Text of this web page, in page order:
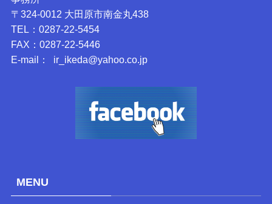
〒324-0012 大田原市南金丸438
TEL：0287-22-5454
FAX：0287-22-5446
E-mail： ir_ikeda@yahoo.co.jp
MENU